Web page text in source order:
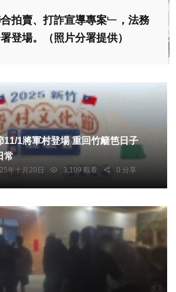
拍賣、打詐宣導專案﹂，法務
登場。（照片分署提供）
村登場 重回竹籬笆日子
常
年十月20日 3,109 觀看 0 分享